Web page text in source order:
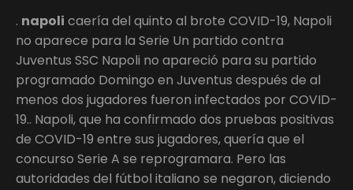
. napoli caería del quinto al brote COVID-19, Napoli
no aparece para la Serie Un partido contra
Juventus SSC Napoli no apareció para su partido
programado Domingo en Juventus después de al
menos dos jugadores fueron infectados por COVID-
19.. Napoli, que ha confirmado dos pruebas positivas
de COVID-19 entre sus jugadores, quería que el
concurso Serie A se reprogramara. Pero las
autoridades del fútbol italiano se negaron, diciendo